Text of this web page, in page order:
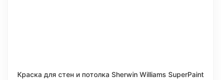
Краска для стен и потолка Sherwin Williams SuperPaint